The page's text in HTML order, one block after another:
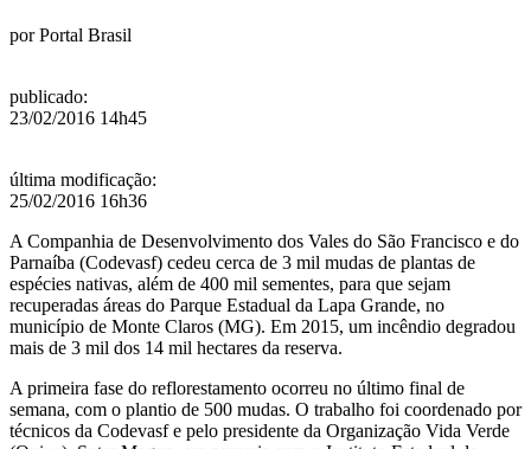
porPortal Brasil
publicado:
23/02/2016 14h45
última modificação:
25/02/2016 16h36
A Companhia de Desenvolvimento dos Vales do São Francisco e do
Parnaíba (Codevasf) cedeu cerca de 3 mil mudas de plantas de
espécies nativas, além de 400 mil sementes, para que sejam
recuperadas áreas do Parque Estadual da Lapa Grande, no
município de Monte Claros (MG). Em 2015, um incêndio degradou
mais de 3 mil dos 14 mil hectares da reserva.
A primeira fase do reflorestamento ocorreu no último final de
semana, com o plantio de 500 mudas. O trabalho foi coordenado por
técnicos da Codevasf e pelo presidente da Organização Vida Verde